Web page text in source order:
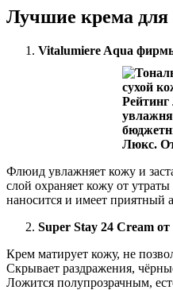
Лучшие крема для
Vitalumiere Aqua
Флюид увлажняет кожу и
слой охраняет кожу от
наносится и имеет приятный
Super Stay 24 Cream
Крем матирует кожу, не
Скрывает раздражения,
Ложится полупрозрачным,